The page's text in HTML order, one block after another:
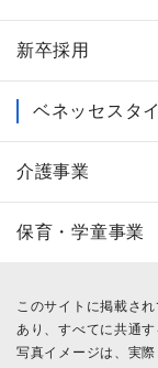
新卒採用
ベネッセスタ
介護事業
保育・学童事業
このサイトに掲載さ
あり、すべてに共通す
写真イメージは、実際